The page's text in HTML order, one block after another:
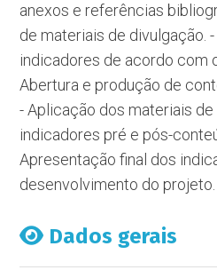
anexos e referências
de materiais de divulgação.
indicadores de acordo com
Abertura e produção de
- Aplicação dos materiais
indicadores pré e pós-
Apresentação final dos
desenvolvimento do projeto.
Dados gerais